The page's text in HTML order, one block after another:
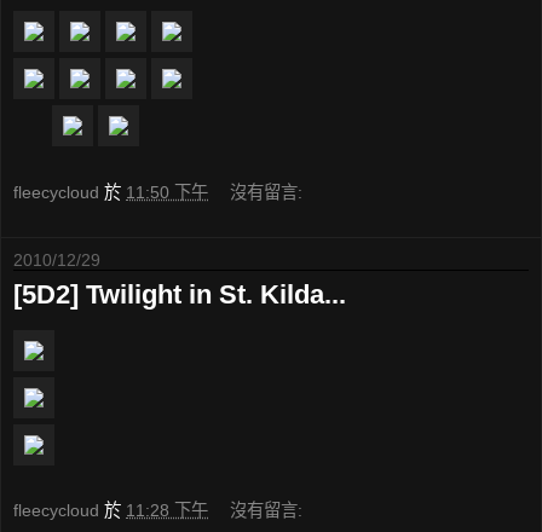
fleecycloud 於 11:50 下午 沒有留言:
2010/12/29
[5D2] Twilight in St. Kilda...
fleecycloud 於 11:28 下午 沒有留言: